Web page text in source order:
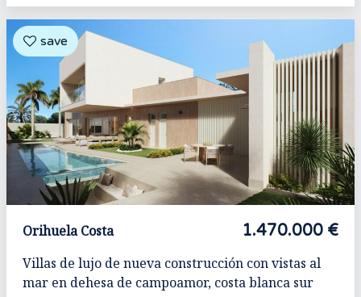
Orihuela Costa 1.470.000 €
Villas de lujo de nueva construcción con vistas al
mar en dehesa de campoamor, costa blanca sur